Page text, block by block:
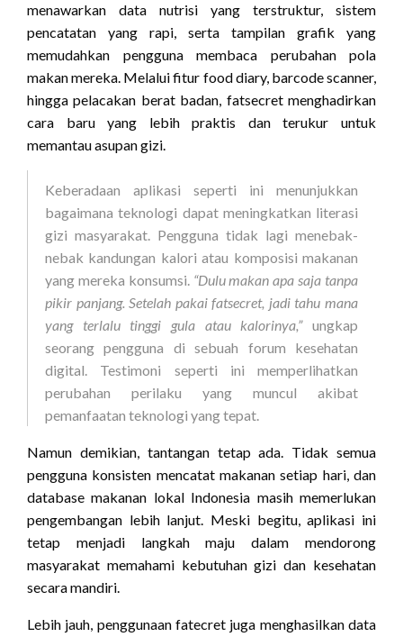
menawarkan data nutrisi yang terstruktur, sistem
pencatatan yang rapi, serta tampilan grafik yang
memudahkan pengguna membaca perubahan pola
makan mereka. Melalui fitur food diary, barcode scanner,
hingga pelacakan berat badan, fatsecret menghadirkan
cara baru yang lebih praktis dan terukur untuk
memantau asupan gizi.
Keberadaan aplikasi seperti ini menunjukkan
bagaimana teknologi dapat meningkatkan literasi
gizi masyarakat. Pengguna tidak lagi menebak-
nebak kandungan kalori atau komposisi makanan
yang mereka konsumsi. “Dulu makan apa saja tanpa
pikir panjang. Setelah pakai fatsecret, jadi tahu mana
yang terlalu tinggi gula atau kalorinya,”ungkap
seorang pengguna di sebuah forum kesehatan
digital. Testimoni seperti ini memperlihatkan
perubahan perilaku yang muncul akibat
pemanfaatan teknologi yang tepat.
Namun demikian, tantangan tetap ada. Tidak semua
pengguna konsisten mencatat makanan setiap hari, dan
database makanan lokal Indonesia masih memerlukan
pengembangan lebih lanjut. Meski begitu, aplikasi ini
tetap menjadi langkah maju dalam mendorong
masyarakat memahami kebutuhan gizi dan kesehatan
secara mandiri.
Lebih jauh, penggunaan fatecret juga menghasilkan data